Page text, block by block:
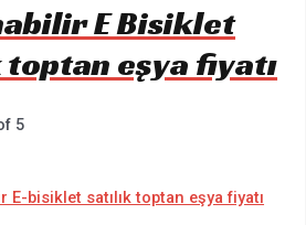
E Bisiklet
toptan eşya fiyatı
5